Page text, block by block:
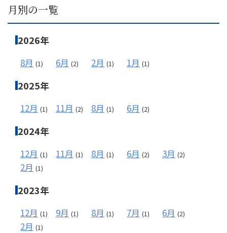
プライバシーポリシー
メールフォーム
月別の一覧
2026年
8月 (1) 6月 (2) 2月 (1) 1月 (1)
2025年
12月 (1) 11月 (2) 8月 (1) 6月 (2)
2024年
12月 (1) 11月 (1) 8月 (1) 6月 (2) 3月 (2)
2月 (1)
2023年
12月 (1) 9月 (1) 8月 (1) 7月 (1) 6月 (2)
2月 (1)